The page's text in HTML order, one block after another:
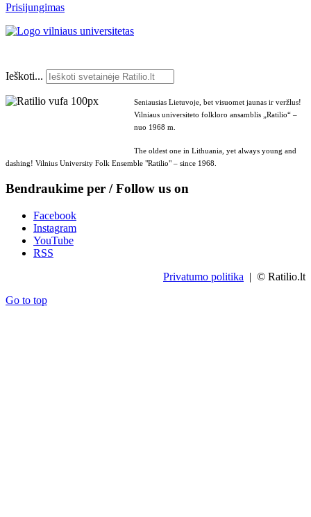
Prisijungimas
Ieškoti...
Seniausias Lietuvoje, bet visuomet jaunas ir veržlus!
Vilniaus universiteto folkloro ansamblis „Ratilio“ –
nuo 1968 m.
The oldest one in Lithuania, yet always young and
dashing! Vilnius University Folk Ensemble "Ratilio" – since 1968.
Bendraukime per / Follow us on
Facebook
Instagram
YouTube
RSS
Privatumo politika | © Ratilio.lt
Go to top